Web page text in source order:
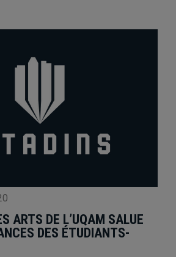
ARTS DE L’UQAM SALUE
DES ÉTUDIANTS-